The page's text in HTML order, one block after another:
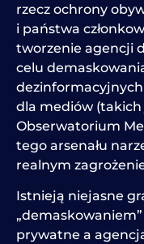
rzecz ochrony
i państwa
tworzenie agencji
celu
dla mediów (takich
Obserwatorium
tego arsenału
realnym
Istnieją niejasne
prywatne a